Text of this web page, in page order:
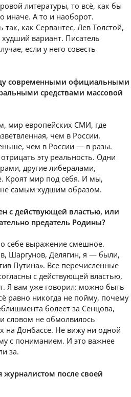
литературы, то всё, как бы
иначе. А то и наоборот.
как Сервантес, Лев Толстой,
вариант. Писатель
если у него совесть
современными официальными
средствами массовой
мир европейских СМИ, где
чем в России.
чем в России — в разы.
эту реальность. Одни
другие либералами,
Кроят мир под себя. И мы,
самым худшим образом.
с действующей властью, или
предатель Родины?
себе выражение смешное.
Шаргунов, Делягин, я — были,
Путина». Все перечисленные
с действующей властью,
Я вам уже говорил: можно быть
равно никогда не пойму, почему
болеет за Сенцова,
словом не обмолвилось
на Донбассе. Не вижу ни одной
с пониманием. И это важнее
за.
журналистом после своей